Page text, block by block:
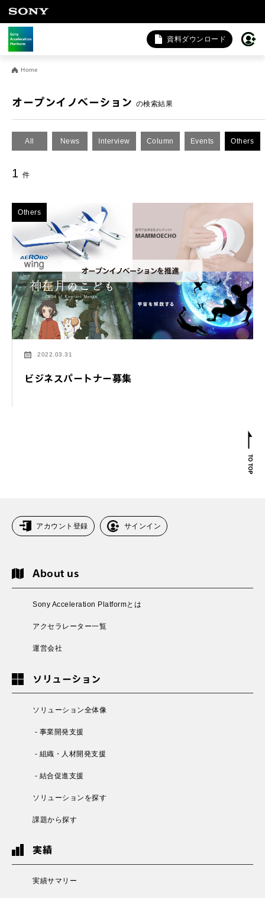
資料ダウンロード
Home
オープンイノベーション の検索結果
All News Interview Column Events Others
1 件
Others
2022.03.31
ビジネスパートナー募集
お問い合わせ
法人向けサービスに関するご相談・お問い合わせは以下のボタ
法人お問い合わせ
アカウント登録 サインイン
About us
Sony Acceleration Platformとは
アクセラレーター一覧
運営会社
ソリューション
ソリューション全体像
- 事業開発支援
- 組織・人材開発支援
- 結合促進支援
ソリューションを探す
課題から探す
実績
実績サマリー